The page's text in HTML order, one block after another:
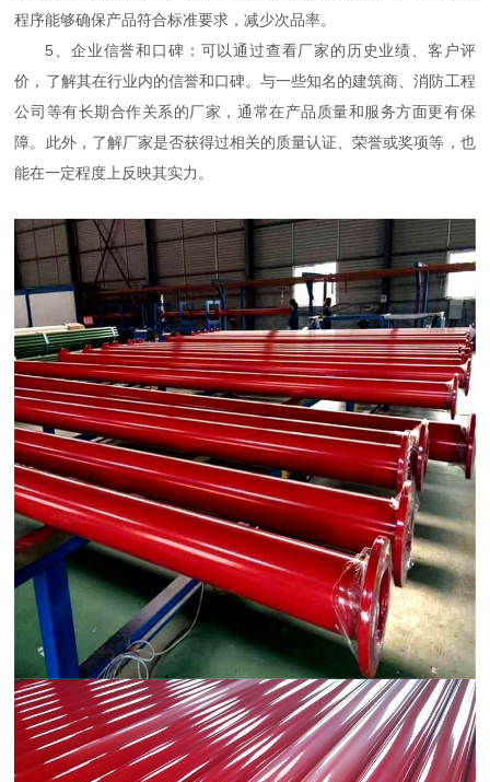
程序能够确保产品符合标准要求，减少次品率。
5、企业信誉和口碑：可以通过查看厂家的历史业绩、客户评
价，了解其在行业内的信誉和口碑。与一些知名的建筑商、消防工程
公司等有长期合作关系的厂家，通常在产品质量和服务方面更有保
障。此外，了解厂家是否获得过相关的质量认证、荣誉或奖项等，也
能在一定程度上反映其实力。